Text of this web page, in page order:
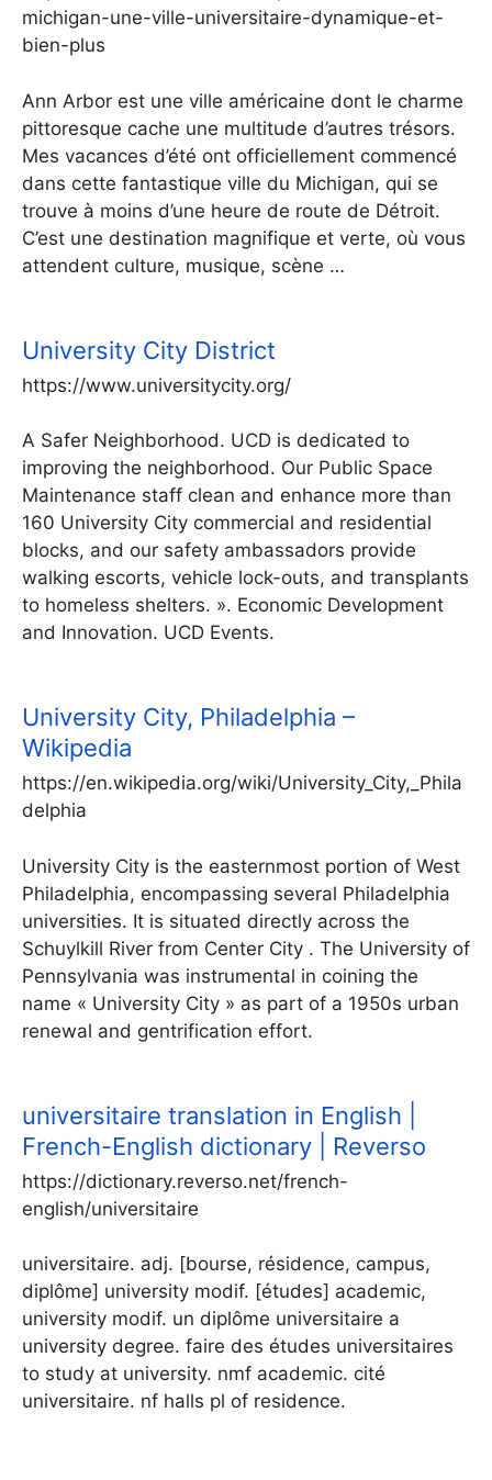
michigan-une-ville-universitaire-dynamique-et-
bien-plus
Ann Arbor est une ville américaine dont le charme
pittoresque cache une multitude d’autres trésors.
Mes vacances d’été ont officiellement commencé
dans cette fantastique ville du Michigan, qui se
trouve à moins d’une heure de route de Détroit.
C’est une destination magnifique et verte, où vous
attendent culture, musique, scène …
University City District
https://www.universitycity.org/
A Safer Neighborhood. UCD is dedicated to
improving the neighborhood. Our Public Space
Maintenance staff clean and enhance more than
160 University City commercial and residential
blocks, and our safety ambassadors provide
walking escorts, vehicle lock-outs, and transplants
to homeless shelters. ». Economic Development
and Innovation. UCD Events.
University City, Philadelphia –
Wikipedia
https://en.wikipedia.org/wiki/University_City,_Phila
delphia
University City is the easternmost portion of West
Philadelphia, encompassing several Philadelphia
universities. It is situated directly across the
Schuylkill River from Center City . The University of
Pennsylvania was instrumental in coining the
name « University City » as part of a 1950s urban
renewal and gentrification effort.
universitaire translation in English |
French-English dictionary | Reverso
https://dictionary.reverso.net/french-
english/universitaire
universitaire. adj. [bourse, résidence, campus,
diplôme] university modif. [études] academic,
university modif. un diplôme universitaire a
university degree. faire des études universitaires
to study at university. nmf academic. cité
universitaire. nf halls pl of residence.